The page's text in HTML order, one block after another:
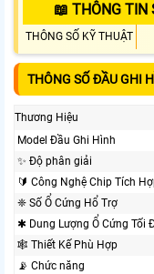
📖 THÔNG TIN
THÔNG SỐ KỸ THUẬT
THÔNG SỐ ĐẦU GHI
Thương Hiệu
Model Đầu Ghi Hình
✨ Độ phân giải
🔰 Công Nghệ Chip Tích
❈ Số Ổ Cứng Hổ Trợ
✱ Dung Lượng Ổ Cứng Tối
🕸️ Thiết Kế Phù Hợp
📡 Chức năng